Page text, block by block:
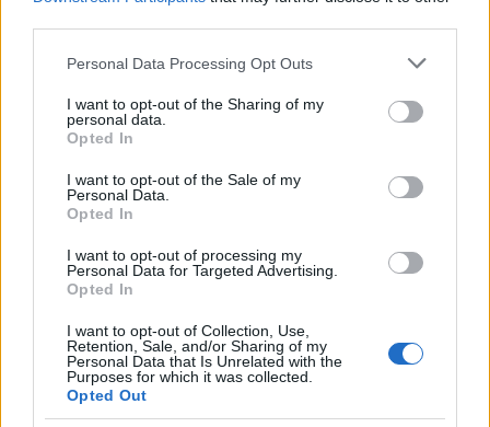
Please note that this website/app uses one or more Google
not limited to your visit or usage behaviour. You may click to
grant or deny consent to Google and its third-party tags to
use your data for below specified purposes in below Google
consent section.
Personal Data Processing Opt Outs
I want to opt-out of the Sharing of my
personal data.
Opted In
I want to opt-out of the Sale of my
Personal Data.
Opted In
I want to opt-out of processing my
Personal Data for Targeted Advertising.
Opted In
I want to opt-out of Collection, Use,
Retention, Sale, and/or Sharing of my
Personal Data that Is Unrelated with the
Purposes for which it was collected.
Opted Out
Fel lehet lélegezni? Folyamatosan
esik a cégek inflációs várakozása
2025. máj. 22.
2 3
NÉPSZERŰ CÍMKÉK